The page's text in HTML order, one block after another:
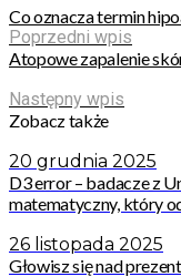
Co oznacza termin
Poprzedni wpis
Atopowe zapalenie
Następny wpis
Zobacz także
20 grudnia 2025
D3 error – badacze z
matematyczny, który
26 listopada 2025
Głowisz się nad